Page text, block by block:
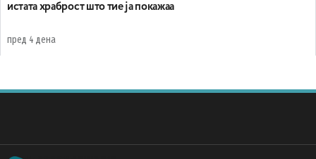
истата храброст што тие ја покажаа
пред 4 дена